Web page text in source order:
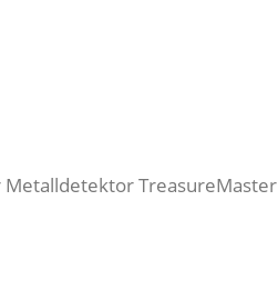
Metalldetektor TreasureMaster